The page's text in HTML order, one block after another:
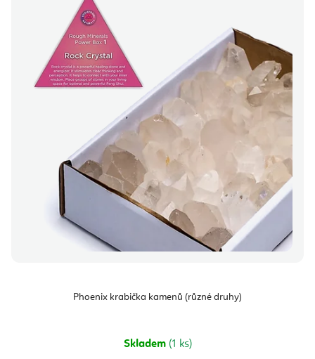
Phoenix krabička kamenů (různé druhy)
Skladem (1 ks)